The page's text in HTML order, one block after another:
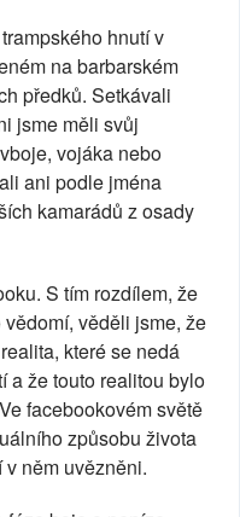
hnutí v
na barbarském
předků. Setkávali
jsme měli svůj
vojáka nebo
ani podle jména
kamarádů z osady
S tím rozdílem, že
věděli jsme, že
které se nedá
a že touto realitou bylo
facebookovém světě
způsobu života
něm uvězněni.